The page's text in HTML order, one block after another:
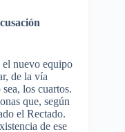
nuevo equipo
de la vía
los cuartos.
que, según
el Rectado.
de ese